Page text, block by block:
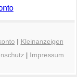
| Kleinanzeigen
| Impressum